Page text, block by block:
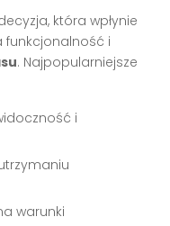
która wpłynie
funkcjonalność i
. Najpopularniejsze
i
warunki